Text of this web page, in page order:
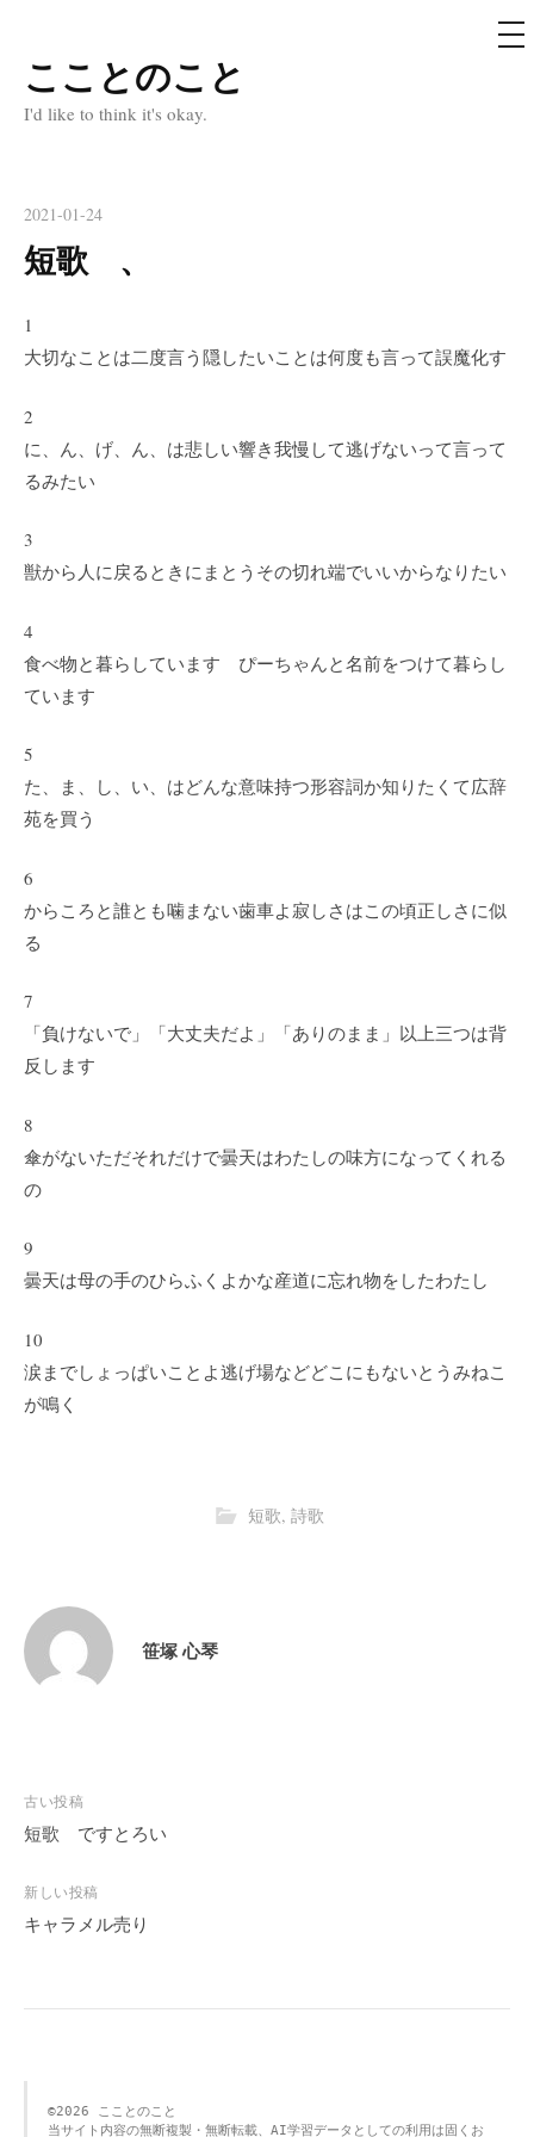
コ
ン
ス
ッ
プ
こことのこと
I'd like to think it's okay.
メ
ニ
2021-01-24
短歌 、
1
大切なことは二度言う隠したいことは何度も言って誤魔化す
2
に、ん、げ、ん、は悲しい響き我慢して逃げないって言って
るみたい
3
獣から人に戻るときにまとうその切れ端でいいからなりたい
4
食べ物と暮らしています ぴーちゃんと名前をつけて暮らし
ています
5
た、ま、し、い、はどんな意味持つ形容詞か知りたくて広辞
苑を買う
6
からころと誰とも噛まない歯車よ寂しさはこの頃正しさに似
る
7
「負けないで」「大丈夫だよ」「ありのまま」以上三つは背
反します
8
傘がないただそれだけで曇天はわたしの味方になってくれる
の
9
曇天は母の手のひらふくよかな産道に忘れ物をしたわたし
10
涙までしょっぱいことよ逃げ場などどこにもないとうみねこ
が鳴く
短歌, 詩歌
笹塚 心琴
投
稿
ビ
ゲ
古い投稿
短歌 ですとろい
新しい投稿
キャラメル売り
©️2026 こことのこと
当サイト内容の無断複製・無断転載、AI学習データとしての利用は固くお